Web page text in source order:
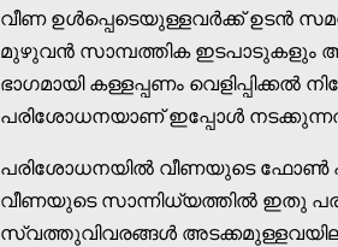
വീണ ഉൾപ്പെടെയുള്ളവർക്ക് ഉടൻ
മുഴുവൻ സാമ്പത്തിക ഇടപാടുകളും
ഭാഗമായി കള്ളപ്പണം
പരിശോധനയാണ് ഇപ്പോൾ
പരിശോധനയിൽ വീണയുടെ ഫോൺ
വീണയുടെ സാന്നിധ്യത്തിൽ ഇതു
സ്വത്തുവിവരങ്ങൾ